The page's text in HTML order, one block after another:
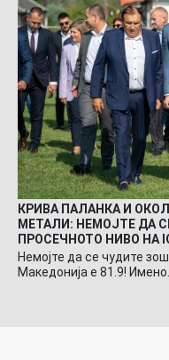
КРИВА ПАЛАНКА И
МЕТАЛИ: НЕМОЈТЕ ДА
ПРОСЕЧНОТО НИВО НА
Немојте да се чудите
Македонија е 81.9!